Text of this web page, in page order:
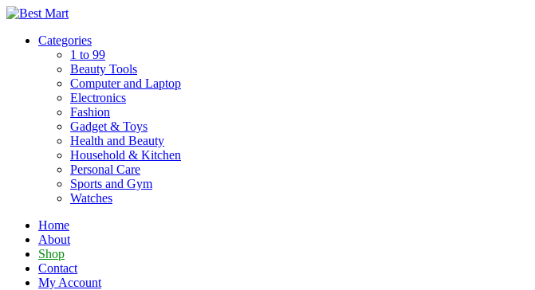
Skip
contentCategories
1 to 99
Beauty Tools
Computer and Laptop
Electronics
Fashion
Gadget & Toys
Health and Beauty
Household & Kitchen
Personal Care
Sports and Gym
Watches
Home
About
Shop
Contact
My Account